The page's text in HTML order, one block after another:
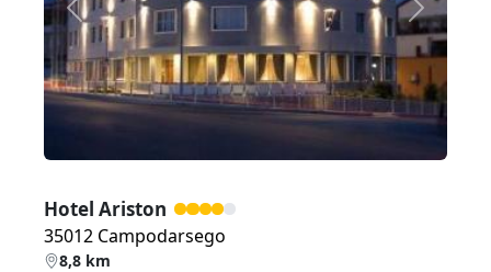
Zurück Weiter
Hotel Ariston
35012 Campodarsego
8,8 km